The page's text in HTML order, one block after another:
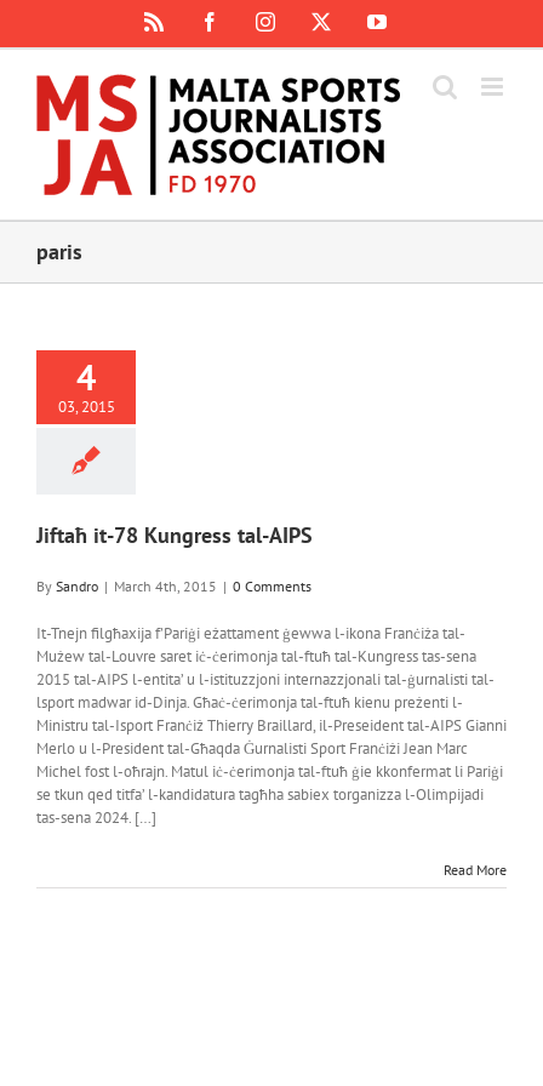
content
FacebookInstagram YouTube
paris
4
03, 2015
Jiftaħ it-78 Kungress tal-AIPS
By Sandro | March 4th, 2015 | 0 Comments
It-Tnejn filgħaxija f’Pariġi eżattament ġewwa l-ikona Franċiża tal-
Mużew tal-Louvre saret iċ-ċerimonja tal-ftuħ tal-Kungress tas-sena
2015 tal-AIPS l-entita’ u l-istituzzjoni internazzjonali tal-ġurnalisti tal-
lsport madwar id-Dinja. Għaċ-ċerimonja tal-ftuħ kienu preżenti l-
Ministru tal-Isport Franċiż Thierry Braillard, il-Preseident tal-AIPS Gianni
Merlo u l-President tal-Għaqda Ġurnalisti Sport Franċiżi Jean Marc
Michel fost l-oħrajn. Matul iċ-ċerimonja tal-ftuħ ġie kkonfermat li Pariġi
se tkun qed titfa’ l-kandidatura tagħha sabiex torganizza l-Olimpijadi
tas-sena 2024. […]
Read More